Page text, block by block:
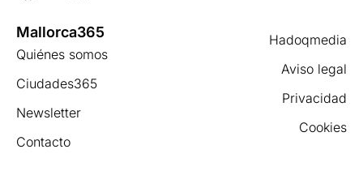
Hadoqmedia
Aviso legal
Privacidad
Cookies
Mallorca365
Quiénes somos
Ciudades365
Newsletter
Contacto